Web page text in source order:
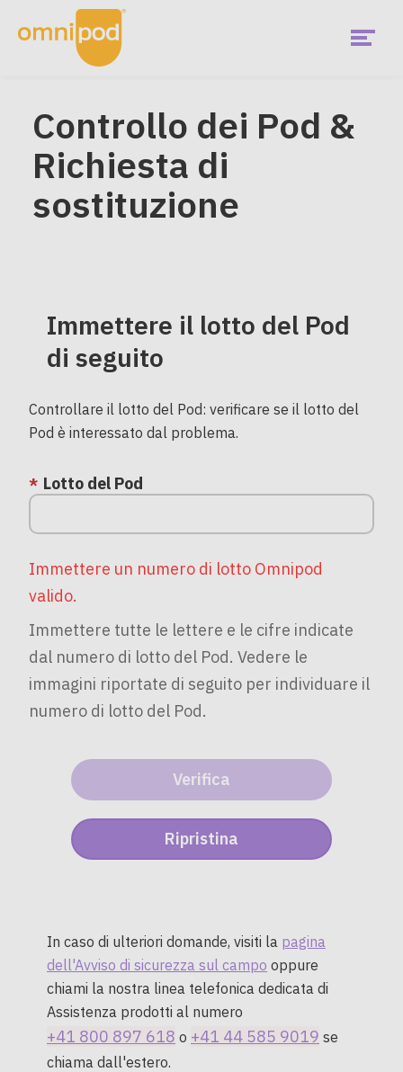
main
content
Menu
EMEA
Main
Menu
Cos'è Omnipod?
Omnipod va bene per me?
Community
Controllo dei Pod &
Richiesta di
sostituzione
Immettere il lotto del Pod
di seguito
Controllare il lotto del Pod: verificare se il lotto del
Pod è interessato dal problema.
Lotto del Pod
Immettere un numero di lotto Omnipod
valido.
Immettere tutte le lettere e le cifre indicate
dal numero di lotto del Pod. Vedere le
immagini riportate di seguito per individuare il
numero di lotto del Pod.
In caso di ulteriori domande, visiti la pagina
dell'Avviso di sicurezza sul campo oppure
chiami la nostra linea telefonica dedicata di
Assistenza prodotti al numero
+41 800 897 618 o +41 44 585 9019 se
chiama dall'estero.